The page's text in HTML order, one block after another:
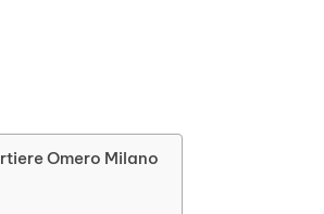
Omero Milano